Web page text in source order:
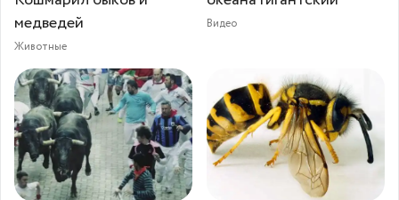
медведей
Животные
Видео